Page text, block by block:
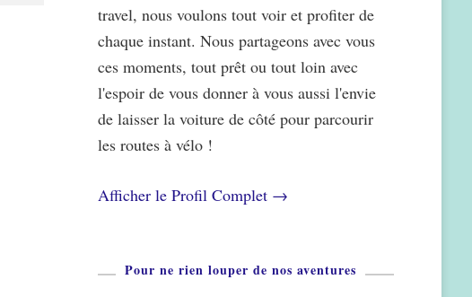
travel, nous voulons tout voir et profiter de
chaque instant. Nous partageons avec vous
ces moments, tout prêt ou tout loin avec
l'espoir de vous donner à vous aussi l'envie
de laisser la voiture de côté pour parcourir
les routes à vélo !
Afficher le Profil Complet →
Pour ne rien louper de nos aventures